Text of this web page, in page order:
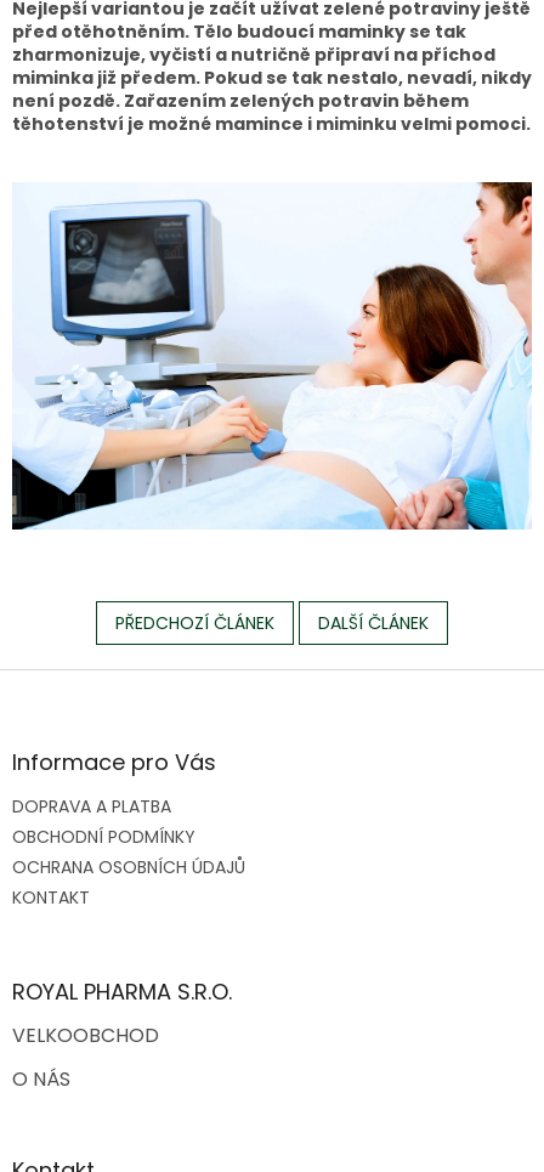
Nejlepší variantou je začít užívat zelené potraviny ještě
před otěhotněním. Tělo budoucí maminky se tak
zharmonizuje, vyčistí a nutričně připraví na příchod
miminka již předem. Pokud se tak nestalo, nevadí, nikdy
není pozdě. Zařazením zelených potravin během
těhotenství je možné mamince i miminku velmi pomoci.
PŘEDCHOZÍ ČLÁNEK DALŠÍ ČLÁNEK
Z
aInformace pro Vás
DOPRAVA A PLATBA
OBCHODNÍ PODMÍNKY
OCHRANA OSOBNÍCH ÚDAJŮ
KONTAKT
ROYAL PHARMA S.R.O.
VELKOOBCHOD
O NÁS